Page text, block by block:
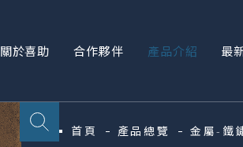
關於喜助 合作夥伴 產品介紹 最
首頁 產品總覽 金屬-鐵